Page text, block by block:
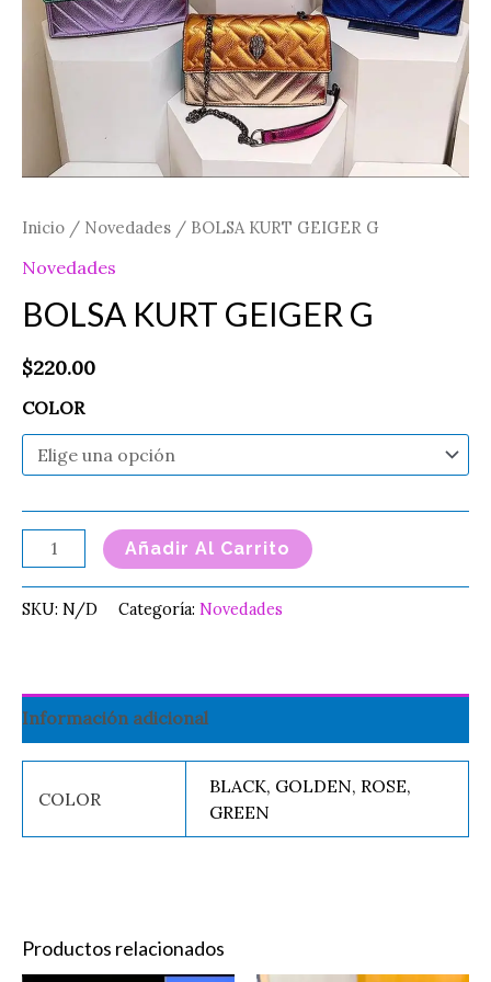
Inicio / Novedades / BOLSA KURT GEIGER G
Novedades
BOLSA KURT GEIGER G
$220.00
COLOR
Añadir Al Carrito
SKU: N/D Categoría: Novedades
Información adicional
COLOR
BLACK, GOLDEN, ROSE,
GREEN
Productos relacionados